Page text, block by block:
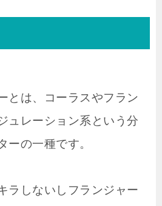
とは、コーラスやフラン
ュレーション系という分
ーの一種です。
ラしないしフランジャー